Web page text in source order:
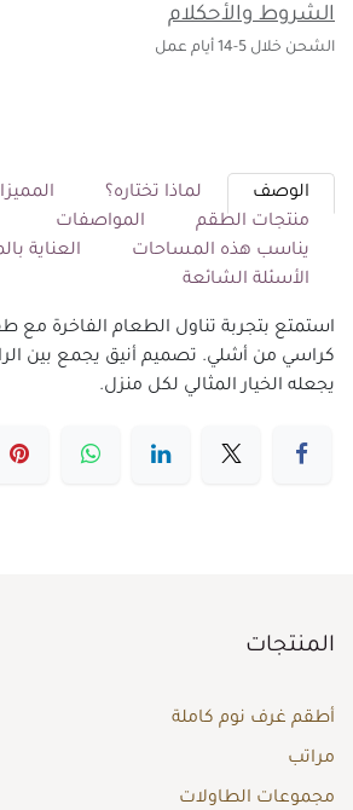
الشروط والأحكلام
الشحن خلال 5-14 أيام عمل
الوصف لماذا تختاره؟
منتجات الطقم
المواصفات
يناسب هذه المساحات
العناية
الأسئلة الشائعة
كراسي من أشلي. تصميم أنيق يجمع بين
يجعله الخيار المثالي لكل منزل.
المنتجات
أطقم غرف نوم كاملة
مراتب
مجموعات الطاولات